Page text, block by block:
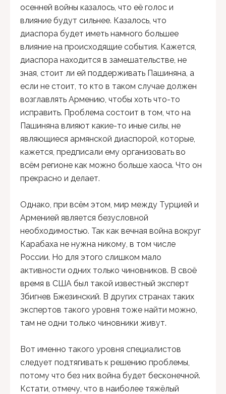
осенней войны казалось, что её голос и
влияние будут сильнее. Казалось, что
диаспора будет иметь намного большее
влияние на происходящие события. Кажется,
диаспора находится в замешательстве, не
зная, стоит ли ей поддерживать Пашиняна, а
если не стоит, то кто в таком случае должен
возглавлять Армению, чтобы хоть что-то
исправить. Проблема состоит в том, что на
Пашиняна влияют какие-то иные силы, не
являющиеся армянской диаспорой, которые,
кажется, предписали ему организовать во
всём регионе как можно больше хаоса. Что он
прекрасно и делает.
Однако, при всём этом, мир между Турцией и
Арменией является безусловной
необходимостью. Так как вечная война вокруг
Карабаха не нужна никому, в том числе
России. Но для этого слишком мало
активности одних только чиновников. В своё
время в США был такой известный эксперт
Збигнев Бжезинский. В других странах таких
экспертов такого уровня тоже найти можно,
там не одни только чиновники живут.
Вот именно такого уровня специалистов
следует подтягивать к решению проблемы,
потому что без них война будет бесконечной.
Кстати, отмечу, что в наиболее тяжёлый